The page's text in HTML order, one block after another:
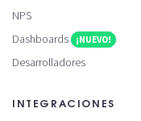
NPS
Dashboards
¡NUEVO!
Desarrolladores
INTEGRACIONES